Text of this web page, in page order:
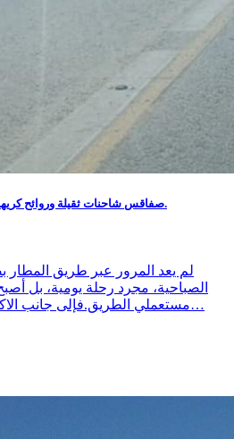
صفاقس شاحنات ثقيلة وروائح كريهة: معاناة يومية على طريق المطار.
لم يعد المرور عبر طريق
الصباحية، مجرد رحلة يومية، بل
مستعملي الطريق.فإلى جانب الاكتظاظ المروري، تتكرر يوميا…